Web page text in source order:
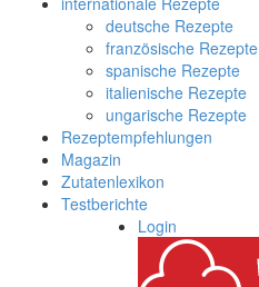
deutsche Rezepte
französische Rezepte
spanische Rezepte
italienische Rezepte
ungarische Rezepte
Rezeptempfehlungen
Magazin
Zutatenlexikon
Testberichte
Login